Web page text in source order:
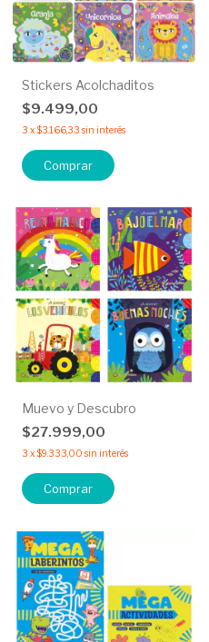
Stickers Acolchaditos
$9.499,00
3 x$3.166,33 sin interés
Comprar
Muevo y Descubro
$27.999,00
3 x$9.333,00 sin interés
Comprar